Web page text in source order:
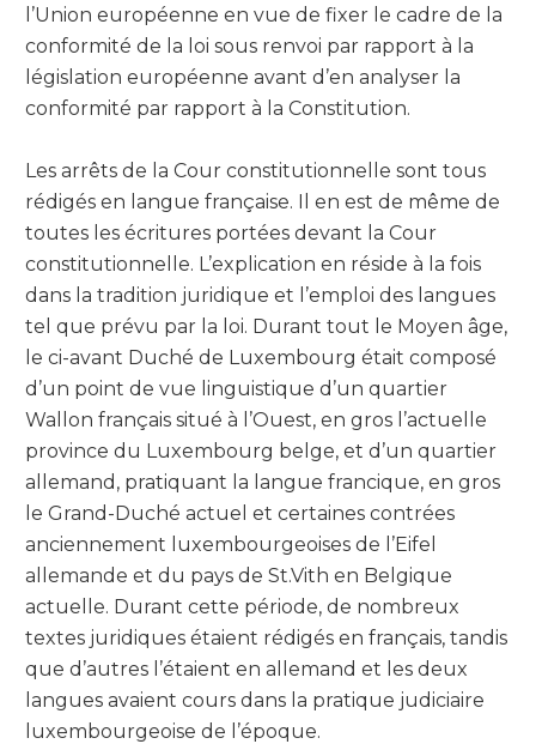
l’Union européenne en vue de fixer le cadre de la
conformité de la loi sous renvoi par rapport à la
législation européenne avant d’en analyser la
conformité par rapport à la Constitution.
Les arrêts de la Cour constitutionnelle sont tous
rédigés en langue française. Il en est de même de
toutes les écritures portées devant la Cour
constitutionnelle. L’explication en réside à la fois
dans la tradition juridique et l’emploi des langues
tel que prévu par la loi. Durant tout le Moyen âge,
le ci-avant Duché de Luxembourg était composé
d’un point de vue linguistique d’un quartier
Wallon français situé à l’Ouest, en gros l’actuelle
province du Luxembourg belge, et d’un quartier
allemand, pratiquant la langue francique, en gros
le Grand-Duché actuel et certaines contrées
anciennement luxembourgeoises de l’Eifel
allemande et du pays de St.Vith en Belgique
actuelle. Durant cette période, de nombreux
textes juridiques étaient rédigés en français, tandis
que d’autres l’étaient en allemand et les deux
langues avaient cours dans la pratique judiciaire
luxembourgeoise de l’époque.